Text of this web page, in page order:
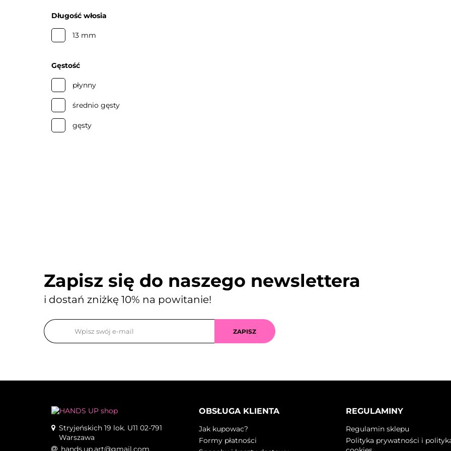
Długość włosia
13 mm
Gęstość
płynny
średnio gęsty
gęsty
Zapisz się do naszego newslettera
i dostań zniżkę 10% na powitanie!
Stryjeńskich 19 lok. U11 02-791
Warszawa
hands.up.art@gmail.com
OBSŁUGA KLIENTA
Jak kupowac?
Formy płatności
REGULAMINY
Regulamin sklepu
Polityka prywatności i